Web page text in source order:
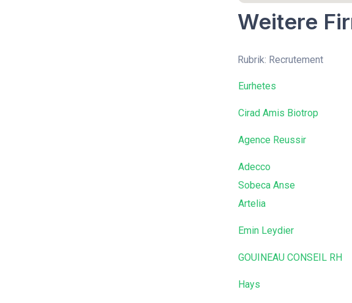
Weitere
Rubrik: Recrutement
Eurhetes
Cirad Amis Biotrop
Agence Reussir
Adecco
Sobeca Anse
Artelia
Emin Leydier
GOUINEAU CONSEIL RH
Hays